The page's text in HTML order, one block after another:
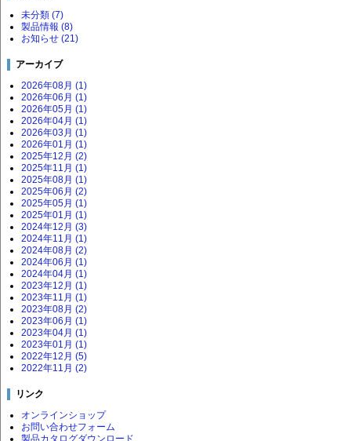
未分類 (7)
製品情報 (8)
お知らせ (21)
アーカイブ
2026年08月 (1)
2026年06月 (1)
2026年05月 (1)
2026年04月 (1)
2026年03月 (1)
2026年01月 (1)
2025年12月 (2)
2025年11月 (1)
2025年08月 (1)
2025年06月 (2)
2025年05月 (1)
2025年01月 (1)
2024年12月 (3)
2024年11月 (1)
2024年08月 (2)
2024年06月 (1)
2024年04月 (1)
2023年12月 (1)
2023年11月 (1)
2023年08月 (2)
2023年06月 (1)
2023年04月 (1)
2023年01月 (1)
2022年12月 (5)
2022年11月 (2)
リンク
オンラインショップ
お問い合わせフォーム
製品カタログダウンロード